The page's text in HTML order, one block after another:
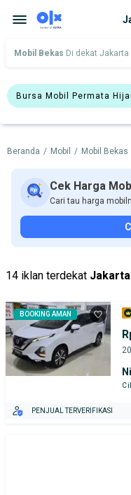
Mobil Bekas Di dekat Jakarta
Bursa Mobil Permata
Harga Merek
Tipe Bodi Tipe
Beranda / Mobil / Mobil Bekas
Cek Harga
Cari tau harga
14 iklan terdekat
BOOKING AMAN
PENJUAL TERVERIFIKASI